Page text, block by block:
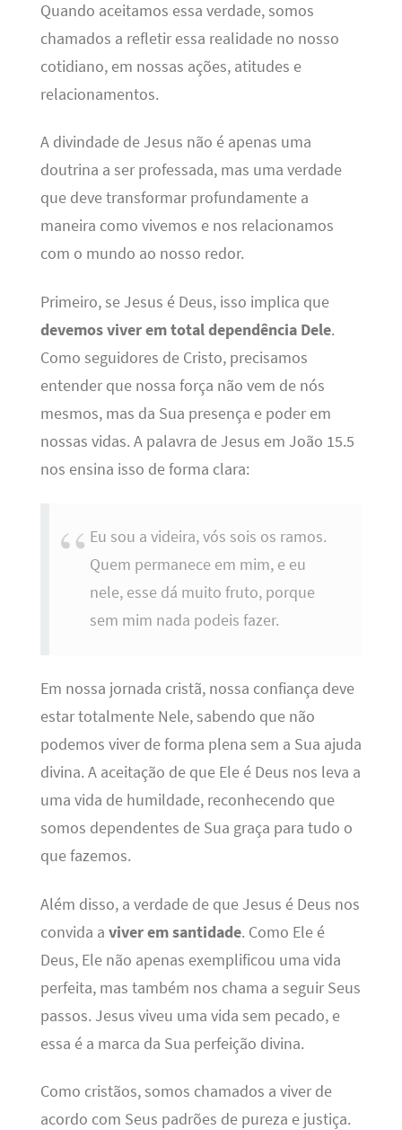
Quando aceitamos essa verdade, somos
chamados a refletir essa realidade no nosso
cotidiano, em nossas ações, atitudes e
relacionamentos.
A divindade de Jesus não é apenas uma
doutrina a ser professada, mas uma verdade
que deve transformar profundamente a
maneira como vivemos e nos relacionamos
com o mundo ao nosso redor.
Primeiro, se Jesus é Deus, isso implica que
devemos viver em total dependência Dele.
Como seguidores de Cristo, precisamos
entender que nossa força não vem de nós
mesmos, mas da Sua presença e poder em
nossas vidas. A palavra de Jesus em João 15.5
nos ensina isso de forma clara:
Eu sou a videira, vós sois os ramos.
Quem permanece em mim, e eu
nele, esse dá muito fruto, porque
sem mim nada podeis fazer.
Em nossa jornada cristã, nossa confiança deve
estar totalmente Nele, sabendo que não
podemos viver de forma plena sem a Sua ajuda
divina. A aceitação de que Ele é Deus nos leva a
uma vida de humildade, reconhecendo que
somos dependentes de Sua graça para tudo o
que fazemos.
Além disso, a verdade de que Jesus é Deus nos
convida a viver em santidade. Como Ele é
Deus, Ele não apenas exemplificou uma vida
perfeita, mas também nos chama a seguir Seus
passos. Jesus viveu uma vida sem pecado, e
essa é a marca da Sua perfeição divina.
Como cristãos, somos chamados a viver de
acordo com Seus padrões de pureza e justiça.